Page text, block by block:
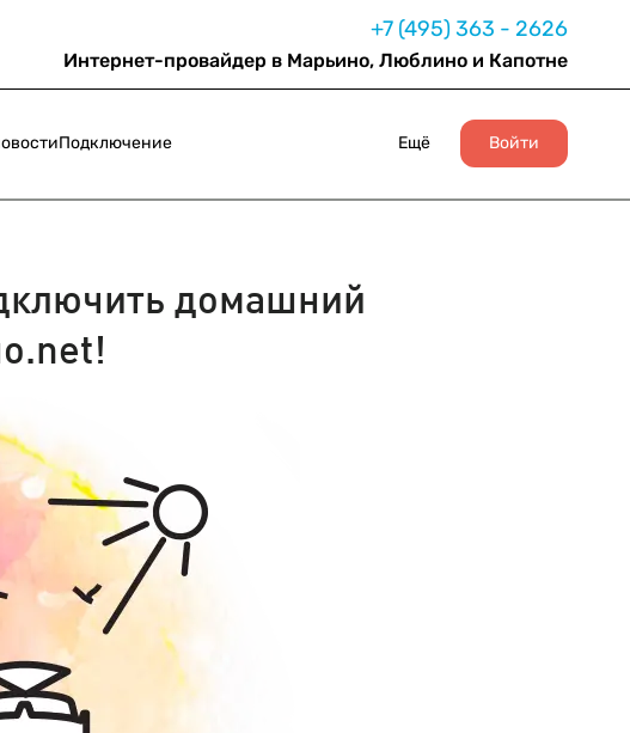
+7 (495) 363 - 2626
Интернет-провайдер в Марьино, Люблино и Капотне
Подключение Ещё Войти
домашний